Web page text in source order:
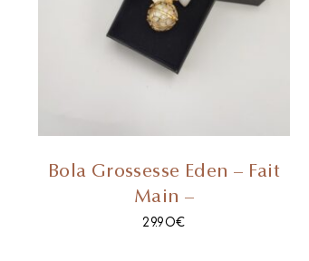
Bola Grossesse Eden – Fait
Main –
29.90€